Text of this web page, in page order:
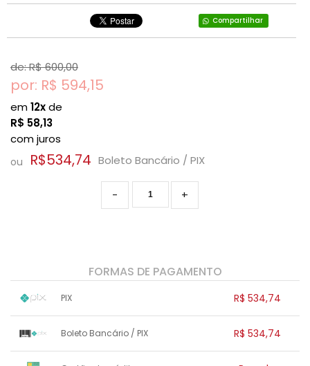
Compartilhar
de: R$600,00
por: R$ 594,15
em12xde
R$ 58,13
com juros
ou R$534,74 Boleto Bancário / PIX
+
-
FORMAS DE PAGAMENTO
PIX R$ 534,74
.
Boleto Bancário / PIX R$ 534,74